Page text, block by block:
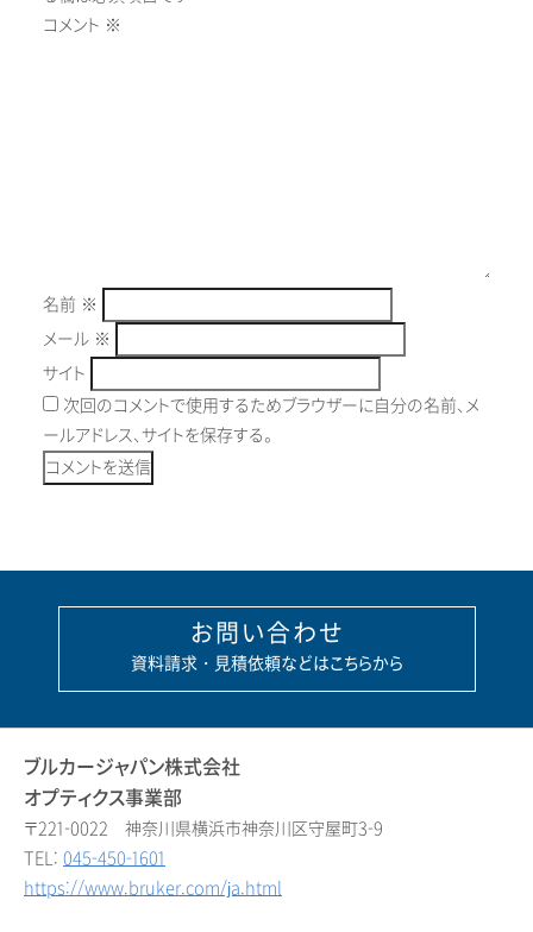
コメント ※
名前 ※
メール ※
サイト
次回のコメントで使用するためブラウザーに自分の名前、メ
ールアドレス、サイトを保存する。
お問い合わせ
資料請求・見積依頼などはこちらから
ブルカージャパン株式会社
オプティクス事業部
〒221-0022 神奈川県横浜市神奈川区守屋町3-9
TEL: 045-450-1601
https://www.bruker.com/ja.html